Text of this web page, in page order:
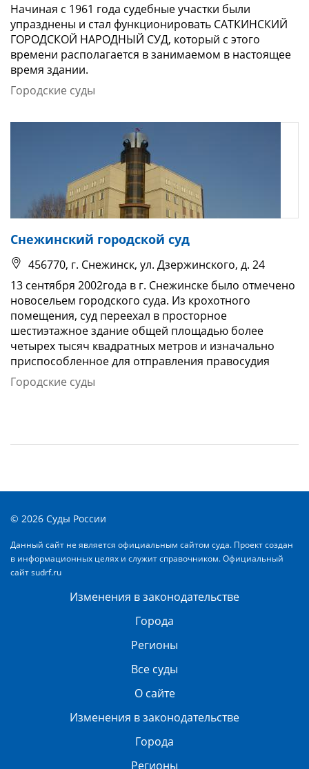
Начиная с 1961 года судебные участки были
упразднены и стал функционировать САТКИНСКИЙ
ГОРОДСКОЙ НАРОДНЫЙ СУД, который с этого
времени располагается в занимаемом в настоящее
время здании.
Городские суды
Снежинский городской суд
456770, г. Снежинск, ул. Дзержинского, д. 24
13 сентября 2002года в г. Снежинске было отмечено
новосельем городского суда. Из крохотного
помещения, суд переехал в просторное
шестиэтажное здание общей площадью более
четырех тысяч квадратных метров и изначально
приспособленное для отправления правосудия
Городские суды
© 2026 Суды России
Данный сайт не является официальным сайтом суда. Проект создан
в информационных целях и служит справочником. Официальный
сайтsudrf.ru
Изменения в законодательстве
Города
Регионы
Все суды
О сайте
Изменения в законодательстве
Города
Регионы